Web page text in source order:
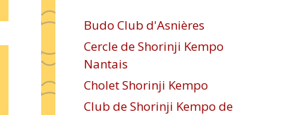
Budo Club d'Asnières
Cercle de Shorinji Kempo
Nantais
Cholet Shorinji Kempo
Club de Shorinji Kempo de